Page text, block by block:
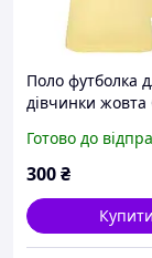
Поло футболка
дівчинки жовта
Готово до
300₴
Купити